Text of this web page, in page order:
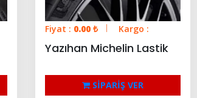
Fiyat : 0.00 ₺ Kargo :
Yazıhan Michelin Lastik
SİPARİŞ VER